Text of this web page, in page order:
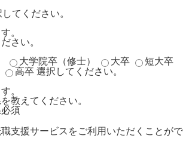
てください。
。
さい。
大学院卒（修士） 大卒
短大卒
高卒 選択してください。
。
教えてください。
必須
支援サービスをご利用いただくことがで